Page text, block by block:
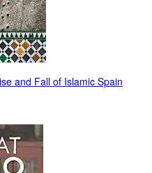
and Fall of Islamic Spain